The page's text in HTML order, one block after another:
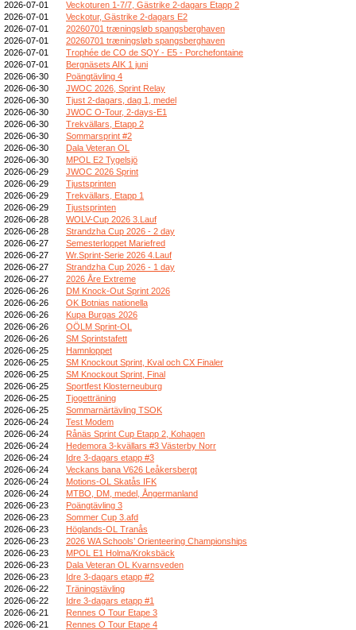
2026-07-01
Veckoturen 1-7/7, Gästrike 2-dagars Etapp 2
2026-07-01
Veckotur, Gästrike 2-dagars E2
2026-07-01
20260701 træningsløb spangsberghaven
2026-07-01
20260701 træningsløb spangsberghaven
2026-07-01
Trophée de CO de SQY - E5 - Porchefontaine
2026-07-01
Bergnäsets AIK 1 juni
2026-06-30
Poängtävling 4
2026-06-30
JWOC 2026, Sprint Relay
2026-06-30
Tjust 2-dagars, dag 1, medel
2026-06-30
JWOC O-Tour, 2-days-E1
2026-06-30
Trekvällars, Etapp 2
2026-06-30
Sommarsprint #2
2026-06-30
Dala Veteran OL
2026-06-30
MPOL E2 Tygelsjö
2026-06-29
JWOC 2026 Sprint
2026-06-29
Tjustsprinten
2026-06-29
Trekvällars, Etapp 1
2026-06-29
Tjustsprinten
2026-06-28
WOLV-Cup 2026 3.Lauf
2026-06-28
Strandzha Cup 2026 - 2 day
2026-06-27
Semesterloppet Mariefred
2026-06-27
Wr.Sprint-Serie 2026 4.Lauf
2026-06-27
Strandzha Cup 2026 - 1 day
2026-06-27
2026 Åre Extreme
2026-06-26
DM Knock-Out Sprint 2026
2026-06-26
OK Botnias nationella
2026-06-26
Kupa Burgas 2026
2026-06-26
OÖLM Sprint-OL
2026-06-26
SM Sprintstafett
2026-06-25
Hamnloppet
2026-06-25
SM Knockout Sprint, Kval och CX Finaler
2026-06-25
SM Knockout Sprint, Final
2026-06-25
Sportfest Klosterneuburg
2026-06-25
Tjogetträning
2026-06-25
Sommarnärtävling TSOK
2026-06-24
Test Modem
2026-06-24
Rånäs Sprint Cup Etapp 2, Kohagen
2026-06-24
Hedemora 3-kvällars #3 Västerby Norr
2026-06-24
Idre 3-dagars etapp #3
2026-06-24
Veckans bana V626 Leåkersbergt
2026-06-24
Motions-OL Skatås IFK
2026-06-24
MTBO, DM, medel, Ångermanland
2026-06-23
Poängtävling 3
2026-06-23
Sommer Cup 3.afd
2026-06-23
Höglands-OL Tranås
2026-06-23
2026 WA Schools’ Orienteering Championships
2026-06-23
MPOL E1 Holma/Kroksbäck
2026-06-23
Dala Veteran OL Kvarnsveden
2026-06-23
Idre 3-dagars etapp #2
2026-06-22
Träningstävling
2026-06-22
Idre 3-dagars etapp #1
2026-06-21
Rennes O Tour Etape 3
2026-06-21
Rennes O Tour Etape 4